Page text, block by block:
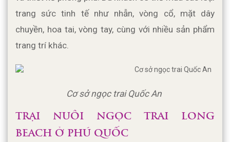
trang sức tinh tế như nhẫn, vòng cổ, mặt dây
chuyền, hoa tai, vòng tay, cùng với nhiều sản phẩm
trang trí khác.
Cơ sở ngọc trai Quốc An
TRẠI NUÔI NGỌC TRAI LONG
BEACH Ở PHÚ QUỐC